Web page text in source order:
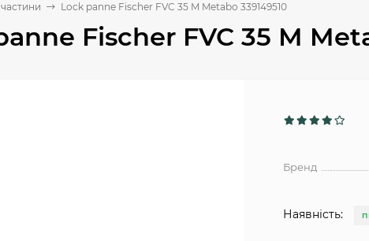
Lock panne Fischer FVC 35 M Metabo 339149510
Fischer FVC 35 M
Бренд
Наявність: